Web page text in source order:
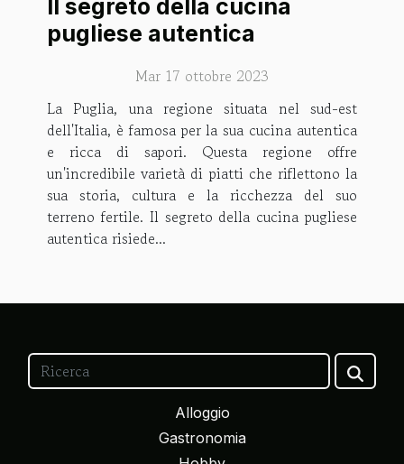
Il segreto della cucina
pugliese autentica
Mar 17 ottobre 2023
La Puglia, una regione situata nel sud-est
dell'Italia, è famosa per la sua cucina autentica
e ricca di sapori. Questa regione offre
un'incredibile varietà di piatti che riflettono la
sua storia, cultura e la ricchezza del suo
terreno fertile. Il segreto della cucina pugliese
autentica risiede...
Alloggio
Gastronomia